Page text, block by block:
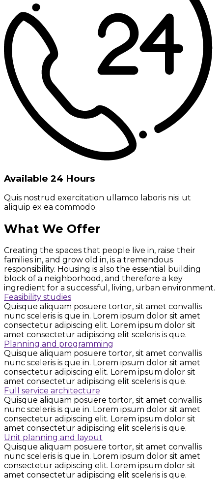
Available 24 Hours
Quis nostrud exercitation ullamco laboris nisi ut
aliquip ex ea commodo
What We Offer
Creating the spaces that people live in, raise their
families in, and grow old in, is a tremendous
responsibility. Housing is also the essential building
block of a neighborhood, and therefore a key
ingredient for a successful, living, urban environment.
Feasibility studies
Quisque aliquam posuere tortor, sit amet convallis
nunc sceleris is que in. Lorem ipsum dolor sit amet
consectetur adipiscing elit. Lorem ipsum dolor sit
amet consectetur adipiscing elit sceleris is que.
Planning and programming
Quisque aliquam posuere tortor, sit amet convallis
nunc sceleris is que in. Lorem ipsum dolor sit amet
consectetur adipiscing elit. Lorem ipsum dolor sit
amet consectetur adipiscing elit sceleris is que.
Full service architecture
Quisque aliquam posuere tortor, sit amet convallis
nunc sceleris is que in. Lorem ipsum dolor sit amet
consectetur adipiscing elit. Lorem ipsum dolor sit
amet consectetur adipiscing elit sceleris is que.
Unit planning and layout
Quisque aliquam posuere tortor, sit amet convallis
nunc sceleris is que in. Lorem ipsum dolor sit amet
consectetur adipiscing elit. Lorem ipsum dolor sit
amet consectetur adipiscing elit sceleris is que.